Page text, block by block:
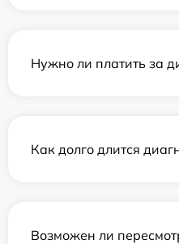
Нужно ли платить за
Как долго длится
Возможен ли